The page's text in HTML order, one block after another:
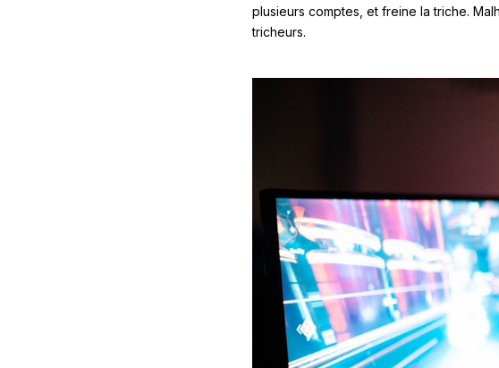
plusieurs comptes, et freine la triche.
tricheurs.